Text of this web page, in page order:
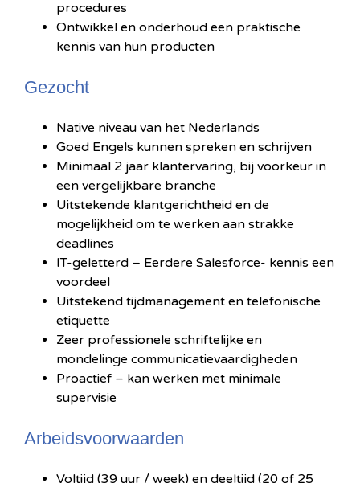
procedures
Ontwikkel en onderhoud een praktische
kennis van hun producten
Gezocht
Native niveau van het Nederlands
Goed Engels kunnen spreken en schrijven
Minimaal 2 jaar klantervaring, bij voorkeur in
een vergelijkbare branche
Uitstekende klantgerichtheid en de
mogelijkheid om te werken aan strakke
deadlines
IT-geletterd – Eerdere Salesforce- kennis een
voordeel
Uitstekend tijdmanagement en telefonische
etiquette
Zeer professionele schriftelijke en
mondelinge communicatievaardigheden
Proactief – kan werken met minimale
supervisie
Arbeidsvoorwaarden
Voltijd (39 uur / week) en deeltijd (20 of 25